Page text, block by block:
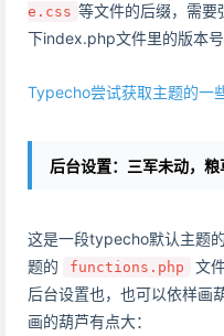
e.css 等文件的后缀，需要
下index.php文件里的版本号
Typecho尝试获取主题的一
后台设置：三军未动，粮
这是一段typecho默认主题
题的
functions.php
文
后台设置也，也可以依样画
画的葫芦有点大：